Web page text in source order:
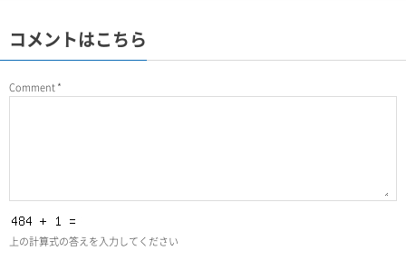
コメントはこちら
Comment*
上の計算式の答えを入力してください